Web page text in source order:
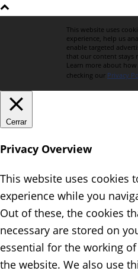
This website uses
experience, help us
enable targeted
that our content stays
Learn more about
checking our Privacy
Cerrar
Privacy Overview
This website uses cookies
experience while you
Out of these, the cookies
necessary are stored on
essential for the working
the website. We also use